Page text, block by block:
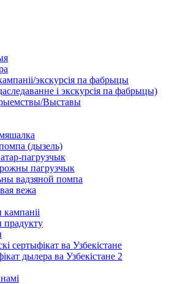
экскурсія па фабрыцы
і экскурсія па фабрыцы)
Выставы
(дызель)
пагрузчык
пагрузчык
вадзяной помпа
вежа
прадукту
сертыфікат ва Узбекістане
дылера ва Узбекістане 2